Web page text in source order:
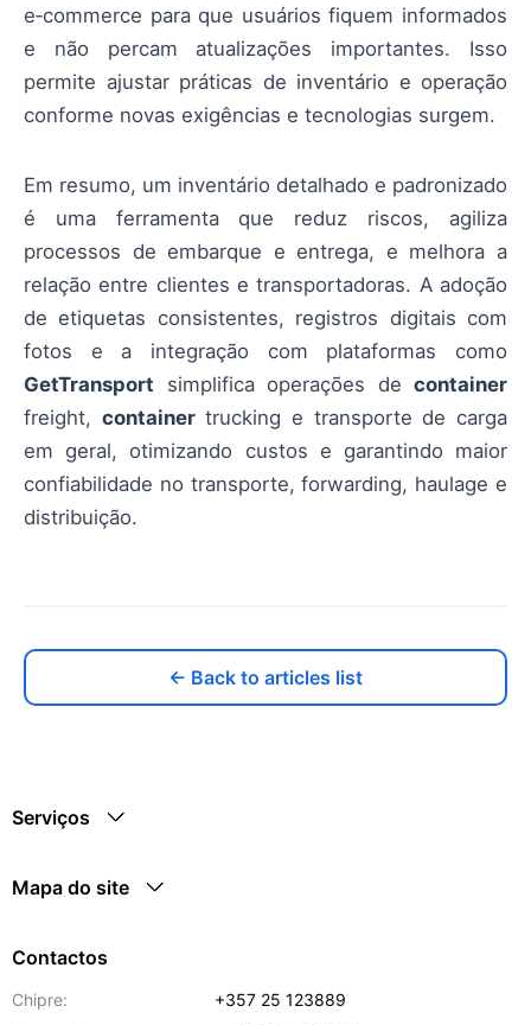
e‑commerce para que usuários fiquem informados
e não percam atualizações importantes. Isso
permite ajustar práticas de inventário e operação
conforme novas exigências e tecnologias surgem.
Em resumo, um inventário detalhado e padronizado
é uma ferramenta que reduz riscos, agiliza
processos de embarque e entrega, e melhora a
relação entre clientes e transportadoras. A adoção
de etiquetas consistentes, registros digitais com
fotos e a integração com plataformas como
GetTransport simplifica operações de container
freight, containertrucking e transporte de carga
em geral, otimizando custos e garantindo maior
confiabilidade no transporte, forwarding, haulage e
distribuição.
← Back to articles list
Serviços
Mapa do site
Contactos
Chipre:
+357 25 123889